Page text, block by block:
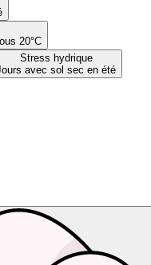
20°C
Stress hydrique
avec sol sec en été